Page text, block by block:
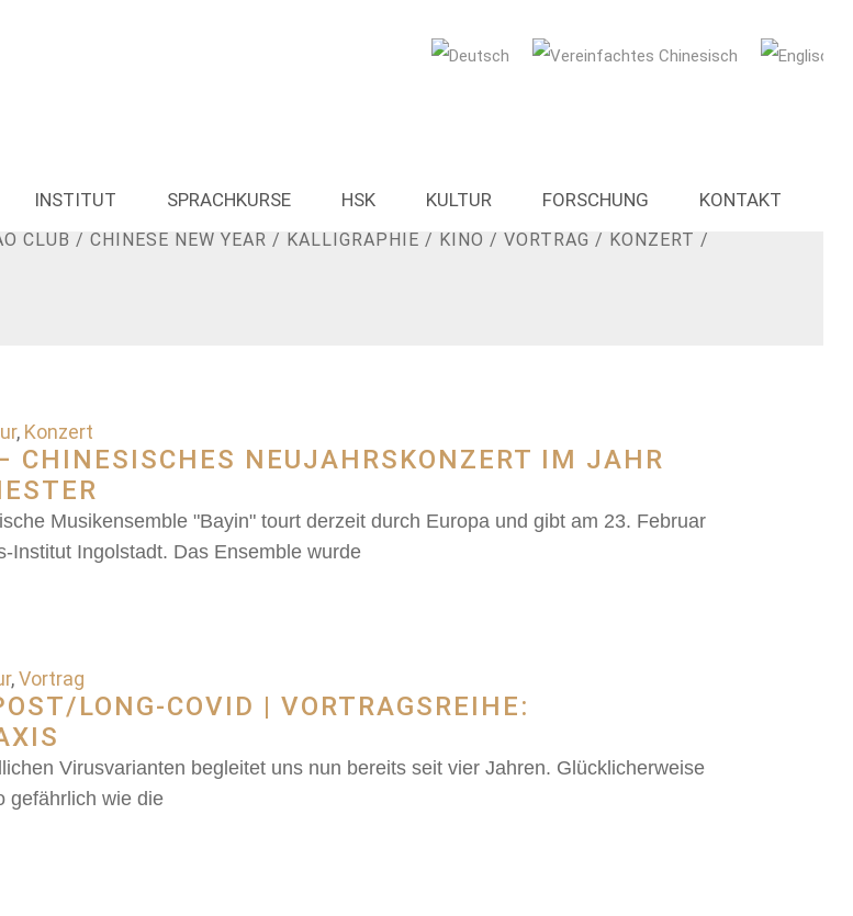
INSTITUT SPRACHKURSE HSK KULTUR FORSCHUNG KONTAKT
CLUB / CHINESE NEW YEAR / KALLIGRAPHIE / KINO / VORTRAG / KONZERT /
, Konzert
CHINESISCHES NEUJAHRSKONZERT IM JAHR
Musikensemble "Bayin" tourt derzeit durch Europa und gibt am 23. Februar
Institut Ingolstadt. Das Ensemble wurde
,Vortrag
LONG-COVID | VORTRAGSREIHE:
Virusvarianten begleitet uns nun bereits seit vier Jahren. Glücklicherweise
gefährlich wie die